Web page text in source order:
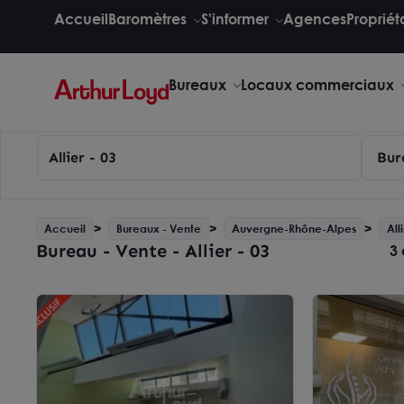
AccueilBaromètres S'informer Agences
Bureaux Locaux commerciaux
Allier - 03
Accueil Bureaux - Vente Auvergne-Rhône-Alpes
Bureau - Vente - Allier - 03 3